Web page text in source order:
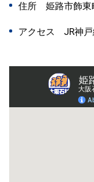
住所 姫路市飾東
アクセス JR神戸